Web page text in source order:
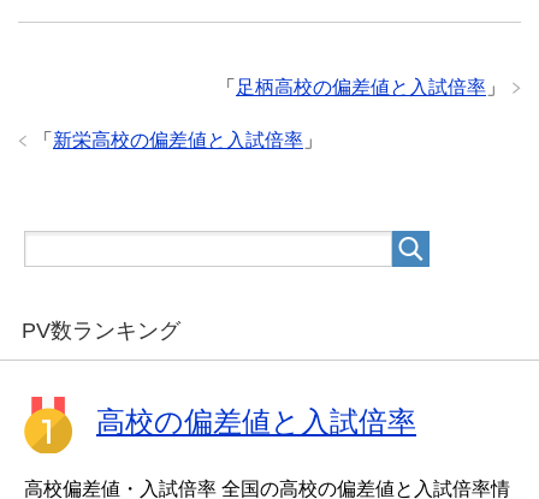
「 足柄高校の偏差値と入試倍率 」
「 新栄高校の偏差値と入試倍率 」
PV数ランキング
高校の偏差値と入試倍率
高校偏差値・入試倍率 全国の高校の偏差値と入試倍率情